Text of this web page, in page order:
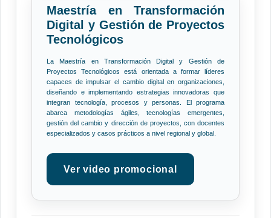
Maestría en Transformación
Digital y Gestión de Proyectos
Tecnológicos
La Maestría en Transformación Digital y Gestión de
Proyectos Tecnológicos está orientada a formar líderes
capaces de impulsar el cambio digital en organizaciones,
diseñando e implementando estrategias innovadoras que
integran tecnología, procesos y personas. El programa
abarca metodologías ágiles, tecnologías emergentes,
gestión del cambio y dirección de proyectos, con docentes
especializados y casos prácticos a nivel regional y global.
Ver video promocional